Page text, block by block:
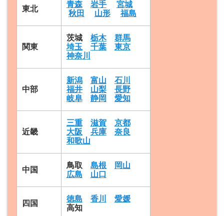
東北
青森 岩手
宮城
秋田
山形 福島
関東
茨城 栃木
群馬
埼玉
千葉
東京
神奈川
中部
新潟 富山
石川
福井
山梨
長野
岐阜
静岡 愛知
近畿
三重 滋賀
京都
大阪
兵庫
奈良
和歌山
中国
鳥取 島根
岡山
広島
山口
四国
徳島 香川
愛媛
高知